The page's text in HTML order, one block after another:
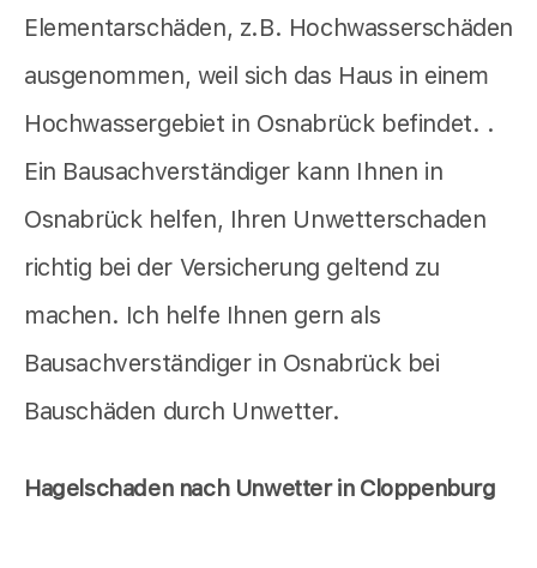
Elementarschäden, z.B. Hochwasserschäden
ausgenommen, weil sich das Haus in einem
Hochwassergebiet in Osnabrück befindet. .
Ein Bausachverständiger kann Ihnen in
Osnabrück helfen, Ihren Unwetterschaden
richtig bei der Versicherung geltend zu
machen. Ich helfe Ihnen gern als
Bausachverständiger in Osnabrück bei
Bauschäden durch Unwetter.
Hagelschaden nach Unwetter in Cloppenburg